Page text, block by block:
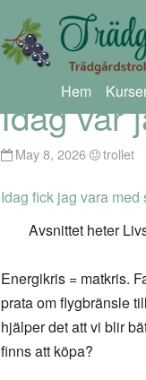
Hem
Idag var
May 8, 2026 trollet
Idag fick jag vara
Avsnittet heter
Energikris = matkris.
prata om flygbränsle
hjälper det att vi blir
finns att köpa?